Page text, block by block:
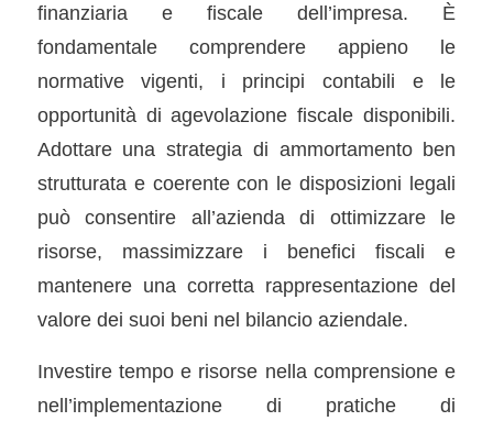
finanziaria e fiscale dell’impresa. È
fondamentale comprendere appieno le
normative vigenti, i principi contabili e le
opportunità di agevolazione fiscale disponibili.
Adottare una strategia di ammortamento ben
strutturata e coerente con le disposizioni legali
può consentire all’azienda di ottimizzare le
risorse, massimizzare i benefici fiscali e
mantenere una corretta rappresentazione del
valore dei suoi beni nel bilancio aziendale.
Investire tempo e risorse nella comprensione e
nell’implementazione di pratiche di